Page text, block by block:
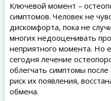
Ключевой момент –
симптомов. Человек не
дискомфорта, пока не
многих недооценивать
неприятного момента. Но
сегодня лечение
облегчать симптомы
риск их появления,
обмена.